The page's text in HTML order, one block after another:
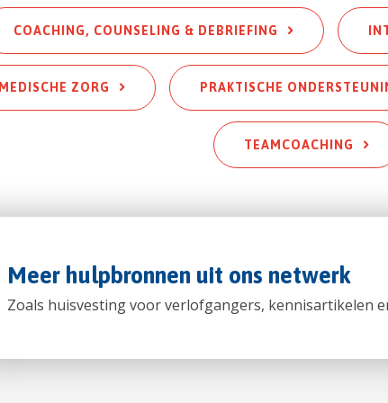
COACHING, COUNSELING & DEBRIEFING
MEDISCHE ZORG PRAKTISCHE
TEAMCOACHING
Meer hulpbronnen uit ons netwerk
Zoals huisvesting voor verlofgangers, kennisartikelen